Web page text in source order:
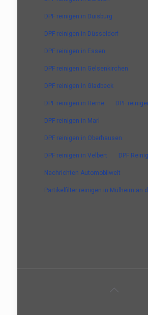
DPF reinigen in Duisburg
DPF reinigen in Düsseldorf
DPF reinigen in Essen
DPF reinigen in Gelsenkirchen
DPF reinigen in Gladbeck
DPF reinigen in Herne DPF
DPF reinigen in Marl
DPF reinigen in Oberhausen
DPF reinigen in Velbert DPF
Nachrichten Automobilwelt
Partikelfilter reinigen in Mülheim an